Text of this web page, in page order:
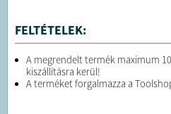
FELTÉTELEK:
A megrendelt termék maximum
kiszállításra kerül!
A terméket forgalmazza a